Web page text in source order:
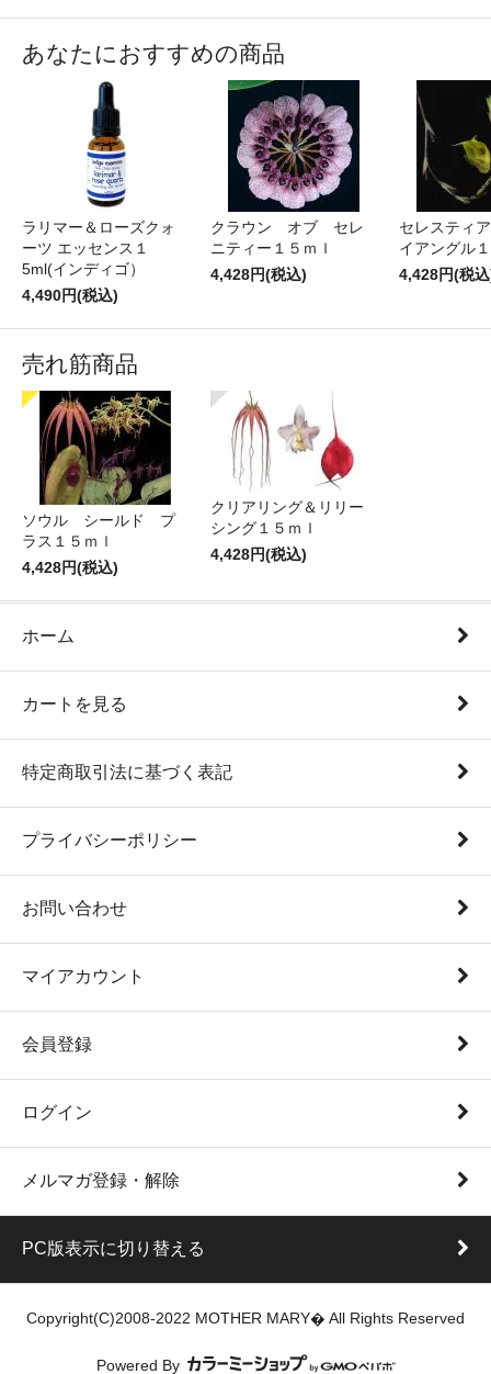
あなたにおすすめの商品
ラリマー＆ローズクォ
ーツ エッセンス１
5ml(インディゴ）
4,490円(税込)
クラウン オブ セレ
ニティー１５ｍｌ
4,428円(税込)
セレスティ
イアングル
4,428円(税
売れ筋商品
ソウル シールド プ
ラス１５ｍｌ
4,428円(税込)
クリアリング＆リリー
シング１５ｍｌ
4,428円(税込)
ホーム
カートを見る
特定商取引法に基づく表記
プライバシーポリシー
お問い合わせ
マイアカウント
会員登録
ログイン
メルマガ登録・解除
PC版表示に切り替える
Copyright(C)2008-2022 MOTHER MARY� All Rights Reserved
Powered By